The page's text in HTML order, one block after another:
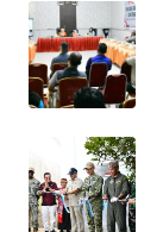
NEWS
SIDIKALANG
NEWS
SIBARAGAS
NEWS